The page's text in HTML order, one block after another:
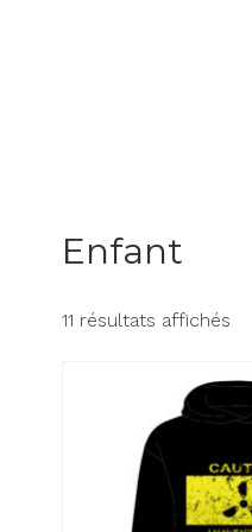
Enfant
11 résultats affichés